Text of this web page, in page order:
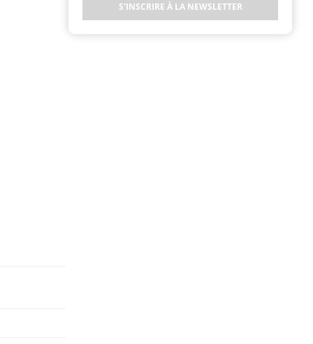
S'INSCRIRE À LA NEWSLETTER